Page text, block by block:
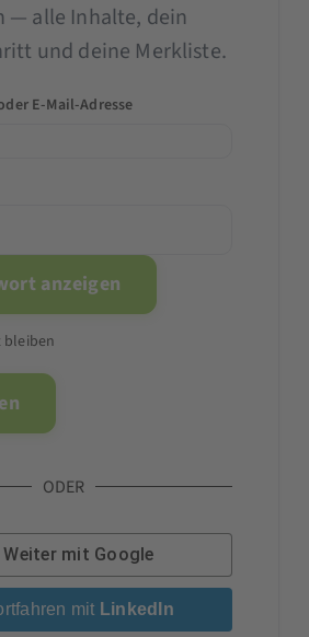
— alle Inhalte, dein
und deine Merkliste.
E-Mail-Adresse
anzeigen
bleiben
ODER
Weiter mit Google
mit LinkedIn